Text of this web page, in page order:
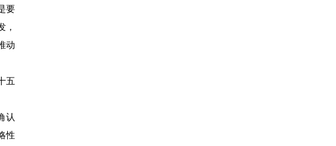
要
，
动
五
认
性